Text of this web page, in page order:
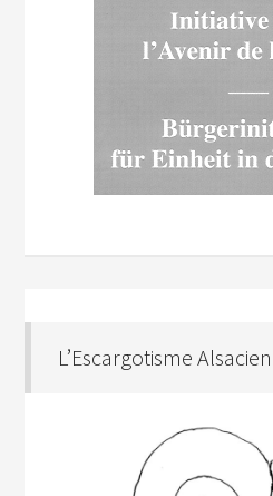
L’Escargotisme Alsacien